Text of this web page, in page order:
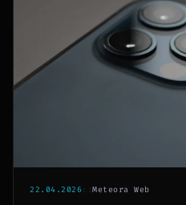
22.04.2026::Meteora Web